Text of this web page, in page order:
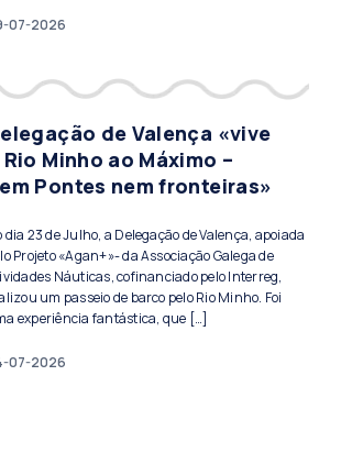
07-2026
de Valença «vive
Rio Minho ao Máximo –
Pontes nem fronteiras»
dia 23 de Julho, a Delegação de Valença, apoiada
Projeto «Agan+»- da Associação Galega de
Náuticas, cofinanciado pelo Interreg,
um passeio de barco pelo Rio Minho. Foi
experiência fantástica, que […]
07-2026